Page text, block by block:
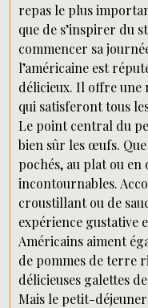
repas le plus
que de s’inspirer du
commencer sa
l’américaine est
délicieux. Il offre une
qui satisferont tous
Le point central du
bien sûr les œufs.
pochés, au plat ou en
incontournables.
croustillant ou de
expérience gustative
Américains aiment
de pommes de terre
délicieuses galettes
Mais le petit-déjeuner